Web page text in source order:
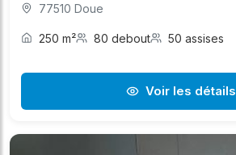
77510 Doue
250 m² 80 debout 50 assises
Voir les détails